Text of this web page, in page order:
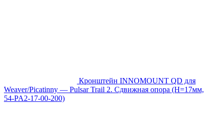
Кронштейн INNOMOUNT QD для
Weaver/Picatinny — Pulsar Trail 2. Сдвижная опора (H=17мм,
54-PA2-17-00-200)